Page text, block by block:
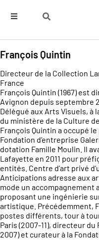
François Quintin
Directeur de la Collection
France
François Quintin (1967) est
Avignon depuis septembre
Délégué aux Arts Visuels, à
du ministère de la Culture
François Quintin a occupé
Fondation d’entreprise
dotation Famille Moulin. Il
Lafayette en 2011 pour
entités. Centre d’art privé
Anticipations adresse aux
mode un accompagnement
proposant une ingénierie
artistique. Précédemment,
postes différents, tour à
Paris (2007-11), directeur
2007) et curateur à la